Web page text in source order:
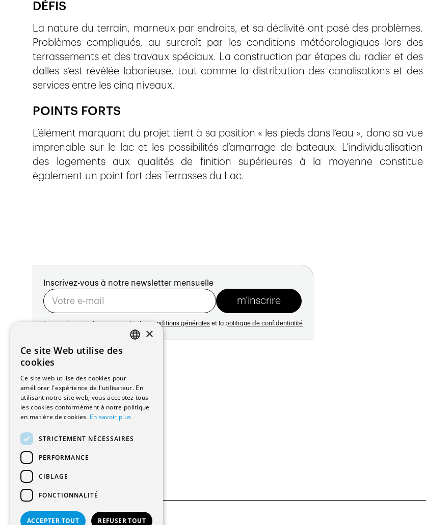
DÉFIS
La nature du terrain, marneux par endroits, et sa déclivité ont posé des problèmes.
Problèmes compliqués, au surcroît par les conditions météorologiques lors des
terrassements et des travaux spéciaux. La construction par étapes du radier et des
dalles s’est révélée laborieuse, tout comme la distribution des canalisations et des
services entre les cinq niveaux.
POINTS FORTS
L’élément marquant du projet tient à sa position « les pieds dans l’eau », donc sa vue
imprenable sur le lac et les possibilités d’amarrage de bateaux. L’individualisation
des logements aux qualités de finition supérieures à la moyenne constitue
également un point fort des Terrasses du Lac.
Inscrivez-vous à notre newsletter mensuelle
En vous inscrivant vous acceptez les conditions générales et la politique de confidentialité
Adresse:
Avenue de Longemalle 21
1020 Renens
Suisse
Contact:
Édition: +41 21 635 16 82
Plateforme: +41 21 631 10 50
info@architectes.ch
© 2026 Tous droits réservés
×
Ce site Web utilise des
cookies
Ce site web utilise des cookies pour
améliorer l'expérience de l'utilisateur. En
utilisant notre site web, vous acceptez tous
les cookies conformément à notre politique
en matière de cookies. En savoir plus
STRICTEMENT NÉCESSAIRES
PERFORMANCE
CIBLAGE
FONCTIONNALITÉ
ACCEPTER TOUT REFUSER TOUT